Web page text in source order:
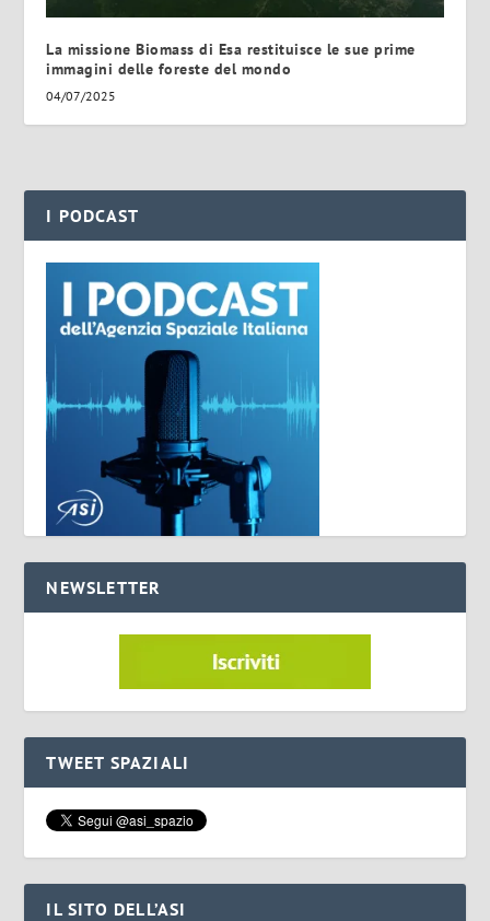
La missione Biomass di Esa restituisce le sue prime
immagini delle foreste del mondo
04/07/2025
I PODCAST
NEWSLETTER
TWEET SPAZIALI
IL SITO DELL’ASI